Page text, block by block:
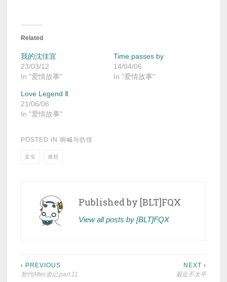
Related
我的沈佳宜
23/03/12
In "爱情故事"
Time passes by
14/04/06
In "爱情故事"
Love Legend Ⅱ
21/06/06
In "爱情故事"
POSTED IN 呐喊与彷徨
女生 感想
Published by [BLT]FQX
View all posts by [BLT]FQX
Post
‹ PREVIOUS
智代After游记.part.11
NEXT ›
最近不太平